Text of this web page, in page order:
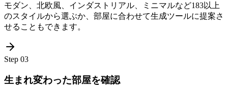
モダン、北欧風、インダストリアル、ミニマルなど183以上
のスタイルから選ぶか、部屋に合わせて生成ツールに提案さ
せることもできます。
Step 03
生まれ変わった部屋を確認